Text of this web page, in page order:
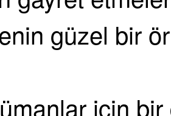
güzel bir
için